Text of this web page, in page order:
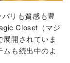
リも質感も豊
Closet（マジ
開されていま
も続出中のよ